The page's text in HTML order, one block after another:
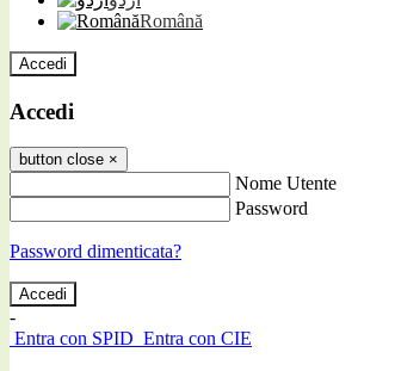
Română
Accedi
Accedi
button close ×
Nome Utente
Password
Password dimenticata?
-
Entra con SPID Entra con CIE